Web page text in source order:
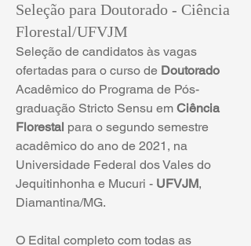
Seleção para Doutorado - Ciência
Florestal/UFVJM
Seleção de candidatos às vagas
ofertadas para o curso de
Acadêmico do Programa de Pós-
graduação Stricto Sensu em Ciência
Florestal para o segundo semestre
acadêmico do ano de 2021, na
Universidade Federal dos Vales do
Jequitinhonha e Mucuri - UFVJM,
Diamantina/MG.
O Edital completo com todas as